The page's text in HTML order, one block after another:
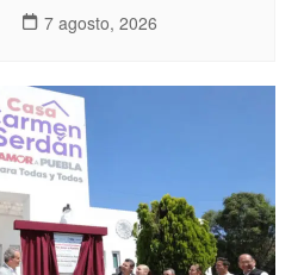
7 agosto, 2026